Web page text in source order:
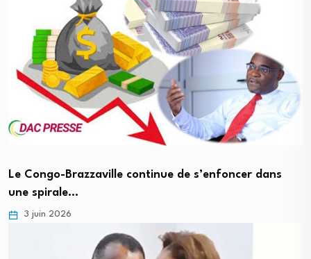
Le Congo-Brazzaville continue de s’enfoncer dans
une spirale…
3 juin 2026